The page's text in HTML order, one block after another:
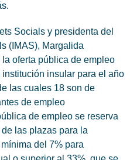
Socials y presidenta del
(IMAS), Margalida
oferta pública de empleo
insular para el año
las cuales 18 son de
de empleo
de empleo se reserva
las plazas para la
del 7% para